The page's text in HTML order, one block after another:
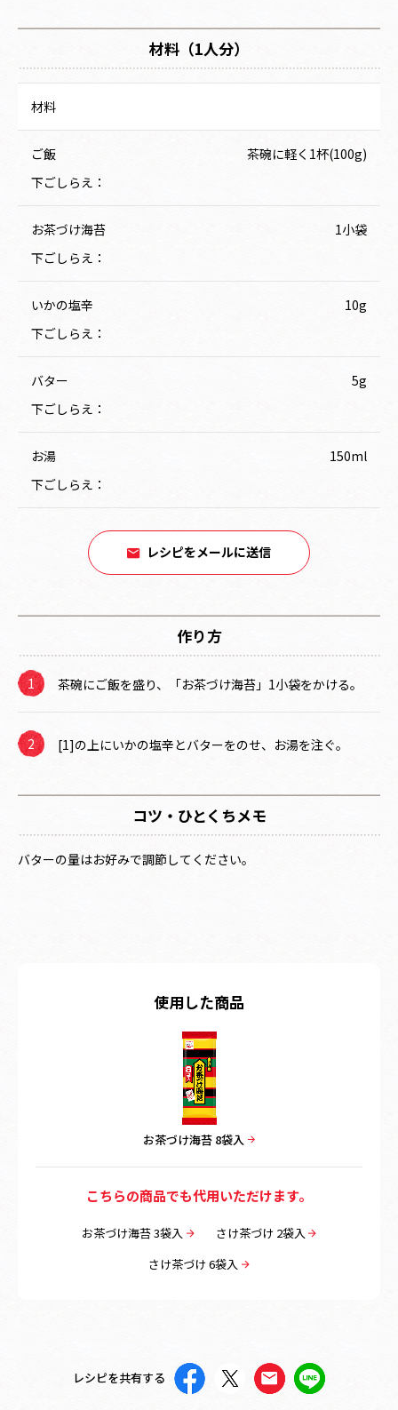
材料（1人分）
材料
ご飯
茶碗に軽く1杯(100g)
下ごしらえ：
お茶づけ海苔
1小袋
下ごしらえ：
いかの塩辛
10g
下ごしらえ：
バター
5g
下ごしらえ：
お湯
150ml
下ごしらえ：
レシピをメールに送信
作り方
茶碗にご飯を盛り、「お茶づけ海苔」1小袋をかける。
[1]の上にいかの塩辛とバターをのせ、お湯を注ぐ。
コツ・ひとくちメモ
バターの量はお好みで調節してください。
使用した商品
お茶づけ海苔 8袋入
こちらの商品でも代用いただけます。
お茶づけ海苔 3袋入
さけ茶づけ 2袋入
さけ茶づけ 6袋入
レシピを共有する